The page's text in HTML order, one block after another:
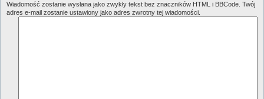
Wiadomość zostanie wysłana jako zwykły tekst bez znaczników HTML i BBCode. Twój
adres e-mail zostanie ustawiony jako adres zwrotny tej wiadomości.